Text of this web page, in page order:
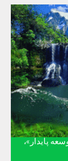
پایدار»،